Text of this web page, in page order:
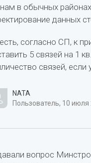
в обычных
данных
согласно СП, к
5 связей на 1
связей, если
NATA
Пользователь, 10 июля
вопрос